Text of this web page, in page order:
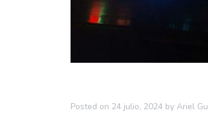
Posted on 24 julio, 2024 by Ariel